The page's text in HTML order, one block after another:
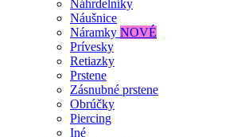
Náhrdelníky
Náušnice
Náramky NOVÉ
Prívesky
Retiazky
Prstene
Zásnubné prstene
Obrúčky
Piercing
Iné